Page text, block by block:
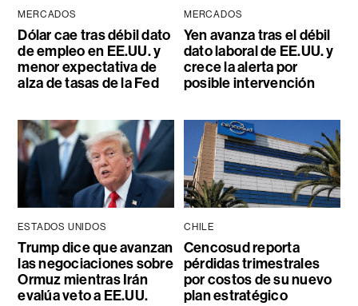
MERCADOS
Dólar cae tras débil dato
de empleo en EE.UU. y
menor expectativa de
alza de tasas de la Fed
MERCADOS
Yen avanza tras el débil
dato laboral de EE.UU. y
crece la alerta por
posible intervención
ESTADOS UNIDOS
Trump dice que avanzan
las negociaciones sobre
Ormuz mientras Irán
evalúa veto a EE.UU.
CHILE
Cencosud reporta
pérdidas trimestrales
por costos de su nuevo
plan estratégico